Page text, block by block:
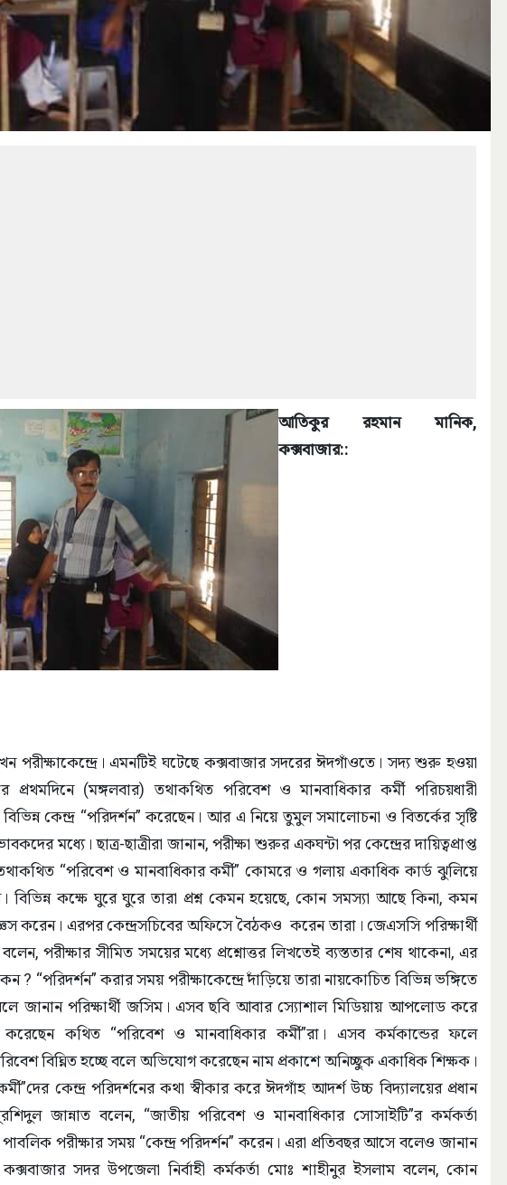
আতিকুর রহমান মানিক,
কক্সবাজার::
পরীক্ষাকেন্দ্রে। এমনটিই ঘটেছে কক্সবাজার সদরের ঈদগাঁওতে। সদ্য শুরু হওয়া
প্রথমদিনে (মঙ্গলবার) তথাকথিত পরিবেশ ও মানবাধিকার কর্মী পরিচয়ধারী
কেন্দ্র “পরিদর্শন” করেছেন। আর এ নিয়ে তুমুল সমালোচনা ও বিতর্কের সৃষ্টি
মধ্যে। ছাত্র-ছাত্রীরা জানান, পরীক্ষা শুরুর একঘন্টা পর কেন্দ্রের দায়িত্বপ্রাপ্ত
“পরিবেশ ও মানবাধিকার কর্মী” কোমরে ও গলায় একাধিক কার্ড ঝুলিয়ে
বিভিন্ন কক্ষে ঘুরে ঘুরে তারা প্রশ্ন কেমন হয়েছে, কোন সমস্যা আছে কিনা, কমন
করেন। এরপর কেন্দ্রসচিবের অফিসে বৈঠকও করেন তারা। জেএসসি পরিক্ষার্থী
পরীক্ষার সীমিত সময়ের মধ্যে প্রশ্নােত্তর লিখতেই ব্যস্ততার শেষ থাকেনা, এর
? “পরিদর্শন” করার সময় পরীক্ষাকেন্দ্রে দাঁড়িয়ে তারা নায়কোচিত বিভিন্ন ভঙ্গিতে
জানান পরিক্ষার্থী জসিম। এসব ছবি আবার স্যোশাল মিডিয়ায় আপলোড করে
করেছেন কথিত “পরিবেশ ও মানবাধিকার কর্মী”রা। এসব কর্মকান্ডের ফলে
পরিবেশ বিঘ্নিত হচ্ছে বলে অভিযোগ করেছেন নাম প্রকাশে অনিচ্ছুক একাধিক শিক্ষক।
কেন্দ্র পরিদর্শনের কথা স্বীকার করে ঈদগাঁহ আদর্শ উচ্চ বিদ্যালয়ের প্রধান
জান্নাত বলেন, “জাতীয় পরিবেশ ও মানবাধিকার সোসাইটি”র কর্মকর্তা
পরীক্ষার সময় “কেন্দ্র পরিদর্শন” করেন। এরা প্রতিবছর আসে বলেও জানান
সদর উপজেলা নির্বাহী কর্মকর্তা মোঃ শাহীনুর ইসলাম বলেন, কোন